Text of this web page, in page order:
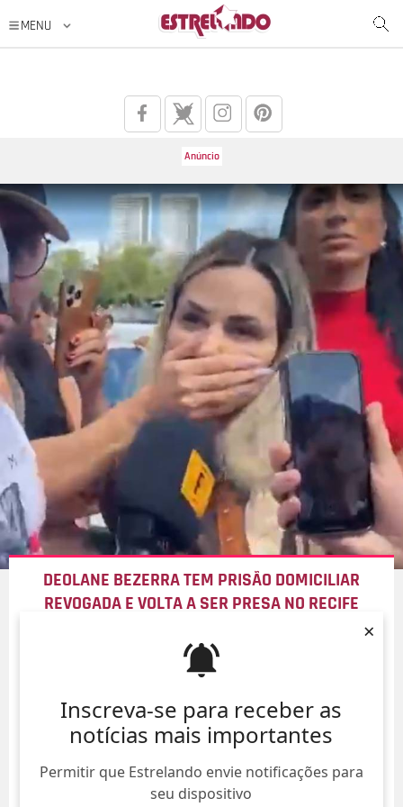
Inscreva-se para receber as
notícias mais importantes
Permitir que Estrelando envie notificações para
seu dispositivo
×
DEOLANE BEZERRA TEM PRISÃO DOMICILIAR
REVOGADA E VOLTA A SER PRESA NO RECIFE